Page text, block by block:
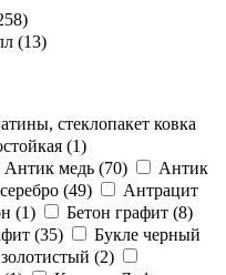
)
(13)
стеклопакет ковка
(1)
Антик медь (70)
Антик
(49)
Антрацит
(1) Бетон графит (8)
(35)
Букле черный
(2)